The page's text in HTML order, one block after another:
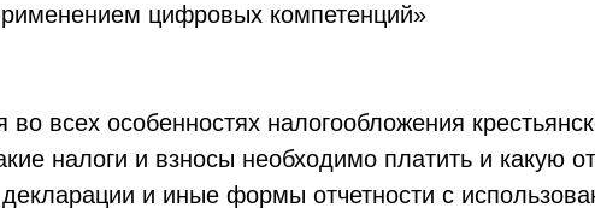
цифровых компетенций»
во всех особенностях налогообложения
налоги и взносы необходимо платить и какую
декларации и иные формы отчетности с